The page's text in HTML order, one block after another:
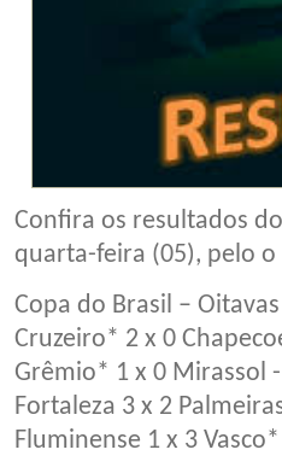
Confira os resultados
quarta-feira (05), pelo
Copa do Brasil –
Cruzeiro* 2 x 0
Grêmio* 1 x 0 Mirassol
Fortaleza 3 x 2
Fluminense 1 x 3